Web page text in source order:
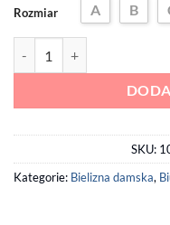
Rozmiar A B
SKU:
Kategorie: Bielizna damska,